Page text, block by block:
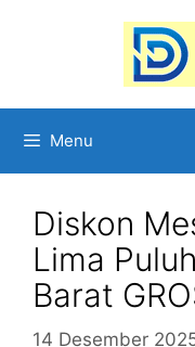
Menu
Diskon
Lima
Barat
14 Desember